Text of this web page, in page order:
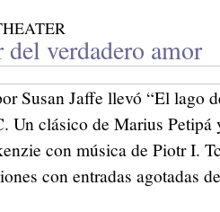
verdadero amor
Susan Jaffe llevó “El lago
Un clásico de Marius
con música de Piotr I.
con entradas agotadas